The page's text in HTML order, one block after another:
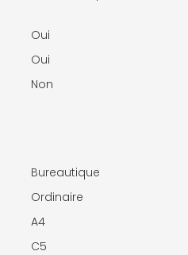
Oui
Oui
Non
Bureautique
Ordinaire
A4
C5